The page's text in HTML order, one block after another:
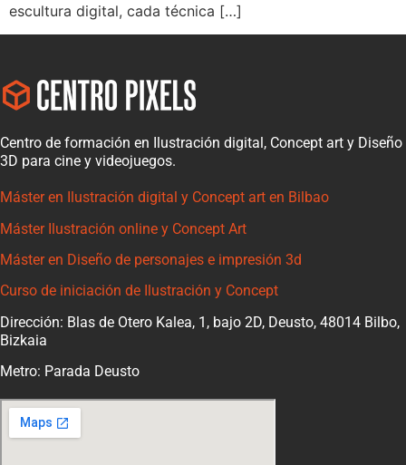
escultura digital, cada técnica […]
Centro de formación en Ilustración digital, Concept art y Diseño
3D para cine y videojuegos.
Máster en Ilustración digital y Concept art en Bilbao
Máster Ilustración online y Concept Art
Máster en Diseño de personajes e impresión 3d
Curso de iniciación de Ilustración y Concept
Dirección: Blas de Otero Kalea, 1, bajo 2D, Deusto, 48014 Bilbo,
Bizkaia
Metro: Parada Deusto